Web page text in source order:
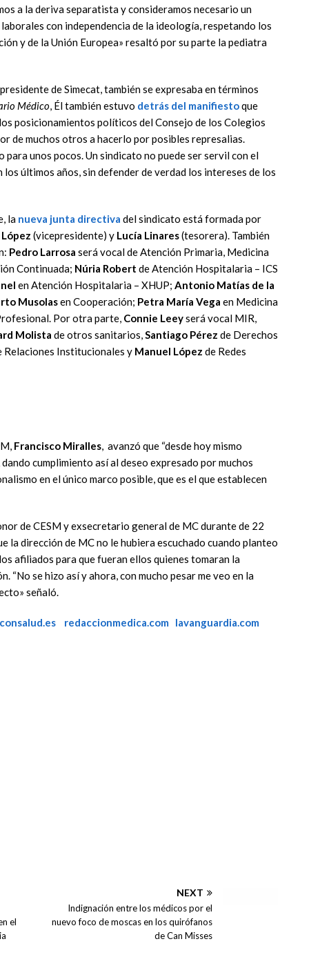
a la deriva separatista y consideramos necesario un
con independencia de la ideología, respetando los
y de la Unión Europea» resaltó por su parte la pediatra
de Simecat, también se expresaba en términos
Médico, Él también estuvo detrás del manifiestoque
posicionamientos políticos del Consejo de los Colegios
de muchos otros a hacerlo por posibles represalias.
unos pocos. Un sindicato no puede ser servil con el
últimos años, sin defender de verdad los intereses de los
la nueva junta directiva del sindicato está formada por
(vicepresidente) y Lucía Linares(tesorera). También
Pedro Larrosa será vocal de Atención Primaria, Medicina
Continuada; Núria Robert de Atención Hospitalaria – ICS
en Atención Hospitalaria – XHUP; Antonio Matías de la
Musolasen Cooperación; Petra María Vega en Medicina
Por otra parte, Connie Leeyserá vocal MIR,
Molista de otros sanitarios,Santiago Pérez de Derechos
Relaciones Institucionales y Manuel López de Redes
Francisco Miralles, avanzó que “desde hoy mismo
cumplimiento así al deseo expresado por muchos
en el único marco posible, que es el que establecen
de CESM y exsecretario general de MC durante de 22
la dirección de MC no le hubiera escuchado cuando planteo
afiliados para que fueran ellos quienes tomaran la
“No se hizo así y ahora, con mucho pesar me veo en la
señaló.
consalud.es redaccionmedica.com lavanguardia.com
el
NEXT
Indignación entre los médicos por el
nuevo foco de moscas en los quirófanos
de Can Misses